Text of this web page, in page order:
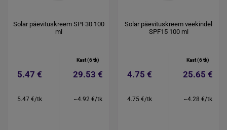
Solar päevituskreem SPF30 100
ml
5.47 €
5.47 €/tk
Kast (6 tk)
29.53 €
~4.92 €/tk
Solar päevituskreem veekindel
SPF15 100 ml
4.75 €
4.75 €/tk
Kast (6 tk)
25.65 €
~4.28 €/tk